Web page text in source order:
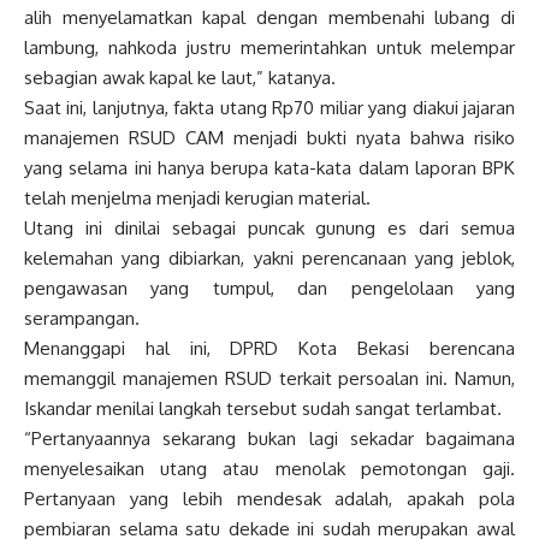
alih menyelamatkan kapal dengan membenahi lubang di
lambung, nahkoda justru memerintahkan untuk melempar
sebagian awak kapal ke laut,” katanya.
Saat ini, lanjutnya, fakta utang Rp70 miliar yang diakui jajaran
manajemen RSUD CAM menjadi bukti nyata bahwa risiko
yang selama ini hanya berupa kata-kata dalam laporan BPK
telah menjelma menjadi kerugian material.
Utang ini dinilai sebagai puncak gunung es dari semua
kelemahan yang dibiarkan, yakni perencanaan yang jeblok,
pengawasan yang tumpul, dan pengelolaan yang
serampangan.
Menanggapi hal ini, DPRD Kota Bekasi berencana
memanggil manajemen RSUD terkait persoalan ini. Namun,
Iskandar menilai langkah tersebut sudah sangat terlambat.
“Pertanyaannya sekarang bukan lagi sekadar bagaimana
menyelesaikan utang atau menolak pemotongan gaji.
Pertanyaan yang lebih mendesak adalah, apakah pola
pembiaran selama satu dekade ini sudah merupakan awal